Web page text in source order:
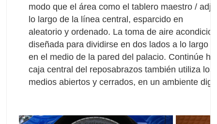
modo que el área como el tablero maestro /
lo largo de la línea central, esparcido en
aleatorio y ordenado. La toma de aire
diseñada para dividirse en dos lados a lo largo
en el medio de la pared del palacio. Continúe
caja central del reposabrazos también utiliza
medios abiertos y cerrados, en un ambiente